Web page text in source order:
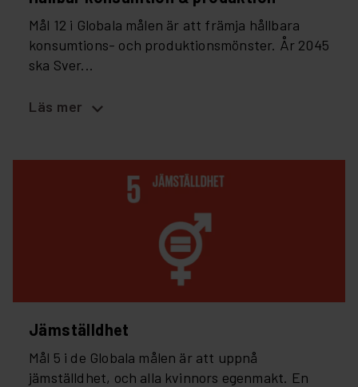
Mål 12 i Globala målen är att främja hållbara
konsumtions- och produktionsmönster. År 2045
ska Sver...
Läs mer expand_more
Jämställdhet
Mål 5 i de Globala målen är att uppnå
jämställdhet, och alla kvinnors egenmakt. En